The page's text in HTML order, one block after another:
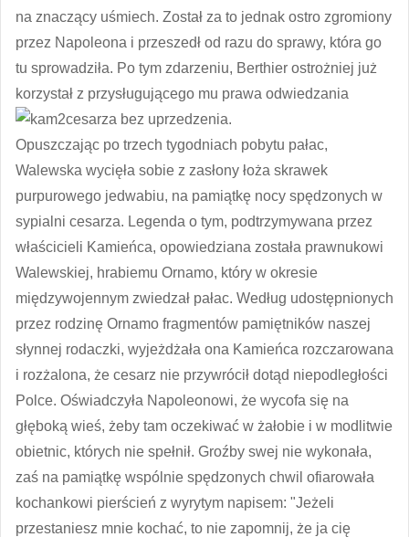
na znaczący uśmiech. Został za to jednak ostro zgromiony
przez Napoleona i przeszedł od razu do sprawy, która go
tu sprowadziła. Po tym zdarzeniu, Berthier ostrożniej już
korzystał z przysługującego mu prawa odwiedzania
cesarza bez uprzedzenia.
Opuszczając po trzech tygodniach pobytu pałac,
Walewska wycięła sobie z zasłony łoża skrawek
purpurowego jedwabiu, na pamiątkę nocy spędzonych w
sypialni cesarza. Legenda o tym, podtrzymywana przez
właścicieli Kamieńca, opowiedziana została prawnukowi
Walewskiej, hrabiemu Ornamo, który w okresie
międzywojennym zwiedzał pałac. Według udostępnionych
przez rodzinę Ornamo fragmentów pamiętników naszej
słynnej rodaczki, wyjeżdżała ona Kamieńca rozczarowana
i rozżalona, że cesarz nie przywrócił dotąd niepodległości
Polce. Oświadczyła Napoleonowi, że wycofa się na
głęboką wieś, żeby tam oczekiwać w żałobie i w modlitwie
obietnic, których nie spełnił. Groźby swej nie wykonała,
zaś na pamiątkę wspólnie spędzonych chwil ofiarowała
kochankowi pierścień z wyrytym napisem: "Jeżeli
przestaniesz mnie kochać, to nie zapomnij, że ja cię